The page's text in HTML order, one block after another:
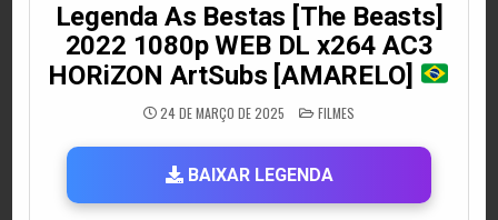
Legenda As Bestas [The Beasts]
2022 1080p WEB DL x264 AC3
HORiZON ArtSubs [AMARELO]
24 DE MARÇO DE 2025 POSTED
IN
FILMES
BAIXAR LEGENDA